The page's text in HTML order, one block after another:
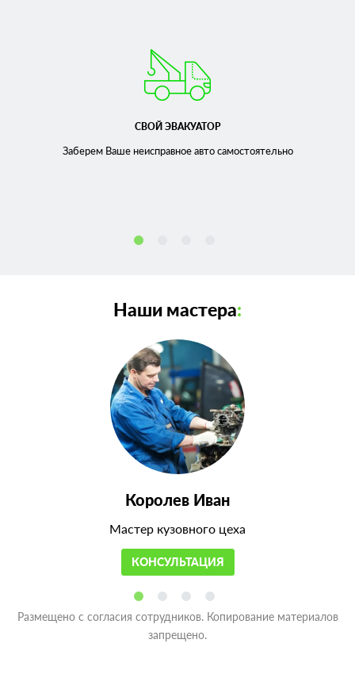
СВОЙ ЭВАКУАТОР
Заберем Ваше неисправноеавто самостоятельно
Наши мастера:
Королев Иван
Мастер кузовного цеха
КОНСУЛЬТАЦИЯ
Размещено с согласия сотрудников. Копирование материалов
запрещено.